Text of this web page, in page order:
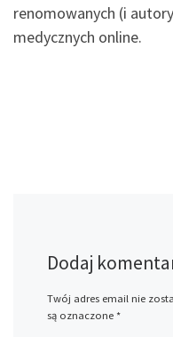
renomowanych (i
medycznych online.
Dodaj
Twój adres email nie
są oznaczone *